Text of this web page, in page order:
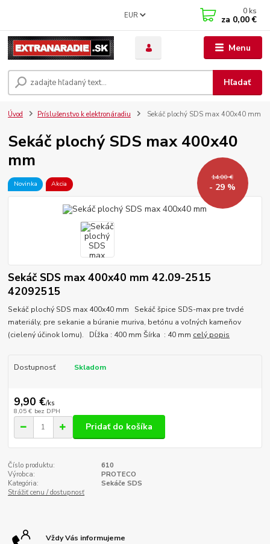
Menu
EUR
Hľadať
0 ks
za 0,00 €
Úvod Príslušenstvo k elektronáradiu Sekáč plochý SDS max 400x40 mm
Sekáč plochý SDS max 400x40
mm
Novinka Akcia
14,00 €
- 29 %
Sekáč SDS max 400x40 mm 42.09-2515
42092515
Sekáč plochý SDS max 400x40 mm Sekáč špice SDS-max pre trvdé
materiály, pre sekanie a búranie muriva, betónu a voľných kameňov
(cielený účinok lomu). Dĺžka : 400 mm Šírka : 40 mm celý popis
Dostupnosť Skladom
9,90 €/ks
8,05 € bez DPH
Pridať do košíka
Číslo produktu:
610
Výrobca:
PROTECO
Kategória:
Sekáče SDS
Strážiť cenu / dostupnosť
Vždy Vás informujeme